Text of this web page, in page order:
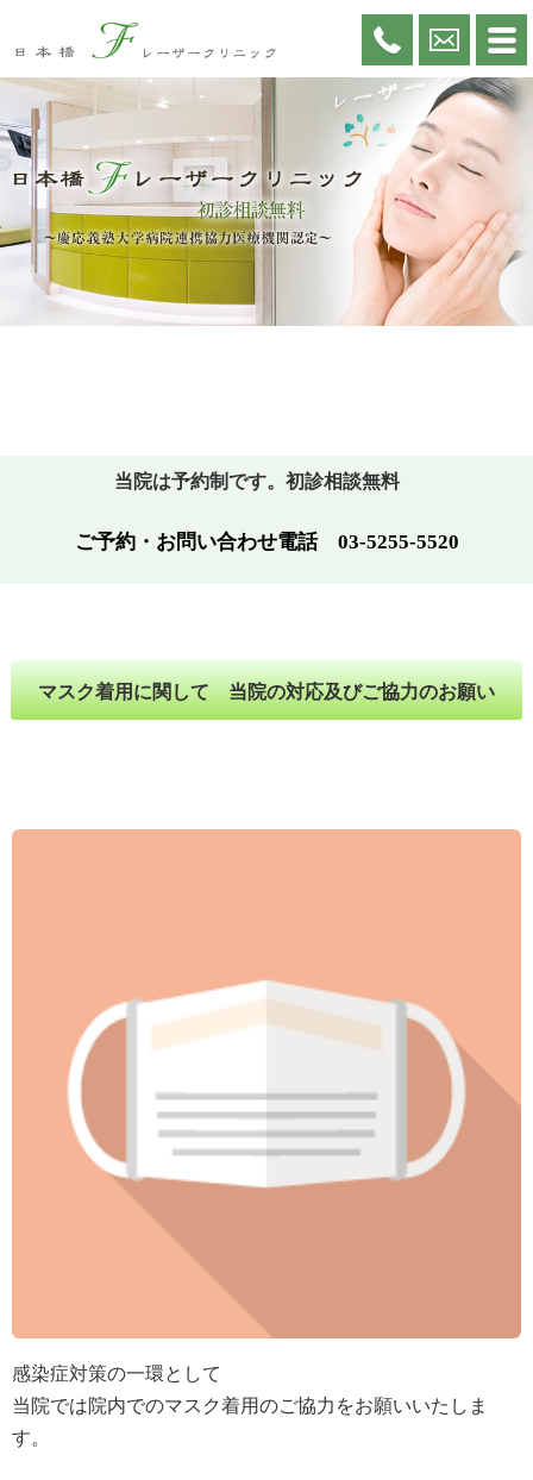
当院は予約制です。 初診相談無料
ご予約・お問い合わせ電話 03-5255-5520
マスク着用に関して 当院の対応及びご協力のお願い
感染症対策の一環として
当院では院内でのマスク着用のご協力をお願いいたしま
す。